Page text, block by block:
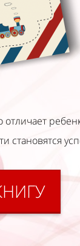
становятся